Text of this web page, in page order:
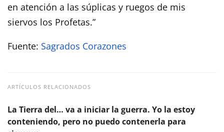
en atención a las súplicas y ruegos de mis
siervos los Profetas.”
Fuente: Sagrados Corazones
ARTÍCULOS RELACIONADOS
La Tierra del… va a iniciar la guerra. Yo la estoy
conteniendo, pero no puedo contenerla para